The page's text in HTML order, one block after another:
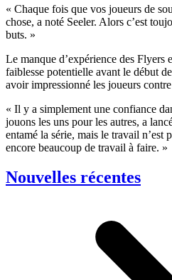
« Chaque fois que vos joueurs de
chose, a noté Seeler. Alors c’est
buts. »
Le manque d’expérience des Flyers
faiblesse potentielle avant le début
avoir impressionné les joueurs
« Il y a simplement une confiance
jouons les uns pour les autres, a
entamé la série, mais le travail n’est
encore beaucoup de travail à faire. »
Nouvelles récentes